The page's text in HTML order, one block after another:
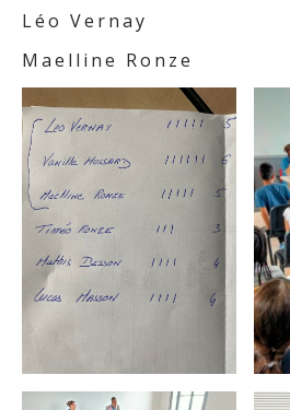
Léo Vernay
Maelline Ronze